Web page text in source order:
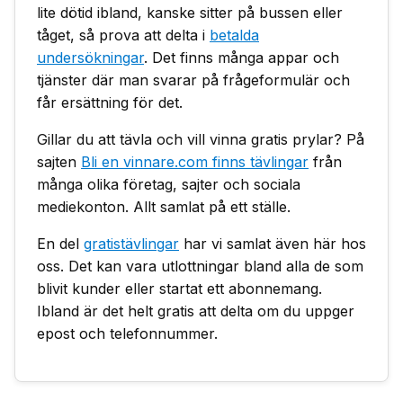
lite dötid ibland, kanske sitter på bussen eller
tåget, så prova att delta i betalda
undersökningar. Det finns många appar och
tjänster där man svarar på frågeformulär och
får ersättning för det.
Gillar du att tävla och vill vinna gratis prylar? På
sajten Bli en vinnare.com finns tävlingar från
många olika företag, sajter och sociala
mediekonton. Allt samlat på ett ställe.
En del gratistävlingar har vi samlat även här hos
oss. Det kan vara utlottningar bland alla de som
blivit kunder eller startat ett abonnemang.
Ibland är det helt gratis att delta om du uppger
epost och telefonnummer.